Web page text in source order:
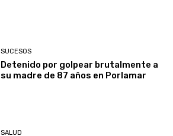
SUCESOS
Detenido por golpear brutalmente a
su madre de 87 años en Porlamar
SALUD